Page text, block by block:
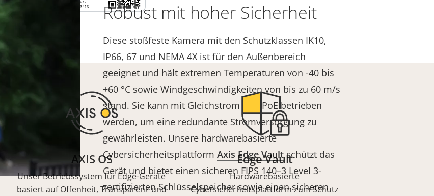
Robust mit hoher Sicherheit
Diese stoßfeste Kamera mit den Schutzklassen IK10,
IP66, 67 und NEMA 4X ist für den Außenbereich
geeignet und hält extremen Temperaturen von -40 bis
+60 °C sowie Windgeschwindigkeiten von bis zu 60 m/s
stand. Sie kann mit Gleichstrom und PoE betrieben
werden, um eine redundante Stromversorgung zu
gewährleisten. Unsere hardwarebasierte
Cybersicherheitsplattform Axis Edge Vaultschützt das
Gerät und bietet einen sicheren FIPS 140–3 Level 3-
zertifizierten Schlüsselspeicher sowie einen sicheren
AXIS OS
Unser Betriebssystem für Edge-Geräte
basiert auf Offenheit, Transparenz und
Edge Vault
Hardwarebasierte
Cybersicherheitsplattform zum Schutz